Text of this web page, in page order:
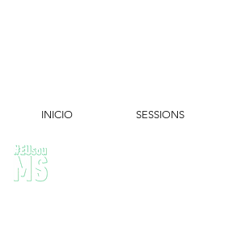
INICIO SESSIONS